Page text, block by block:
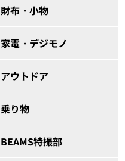
財布・小物
家電・デジモノ
アウトドア
乗り物
BEAMS特撮部